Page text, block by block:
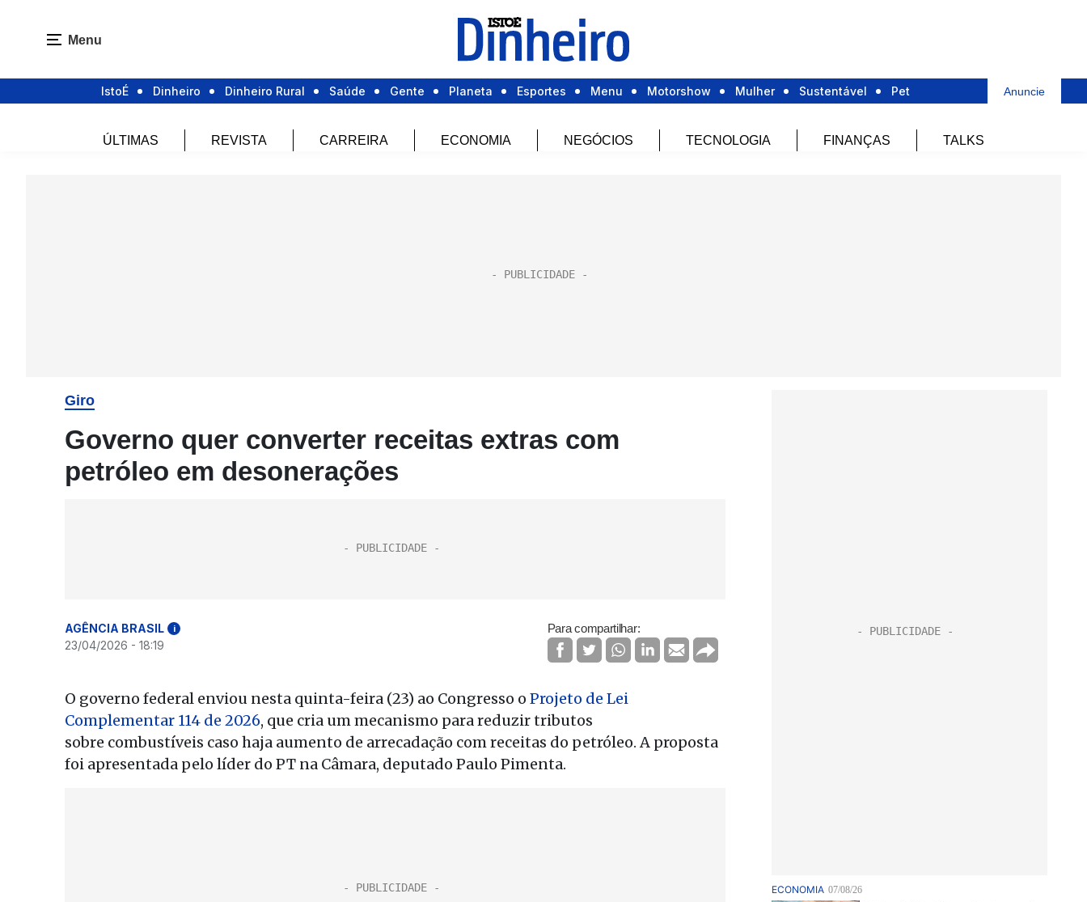
Menu
IstoÉ Dinheiro Dinheiro Rural Saúde Gente Planeta Esportes Menu Motorshow Mulher Sustentável Pet Anuncie
ÚLTIMAS REVISTA CARREIRA ECONOMIA NEGÓCIOS TECNOLOGIA FINANÇAS TALKS
Giro
Governo quer converter receitas extras com
petróleo em desonerações
AGÊNCIA BRASIL i
23/04/2026 - 18:19
Para compartilhar:
O governo federal enviou nesta quinta-feira (23) ao Congresso o Projeto de Lei
Complementar 114 de 2026, que cria um mecanismo para reduzir tributos
sobre combustíveis caso haja aumento de arrecadação com receitas do petróleo. A proposta
foi apresentada pelo líder do PT na Câmara, deputado Paulo Pimenta.